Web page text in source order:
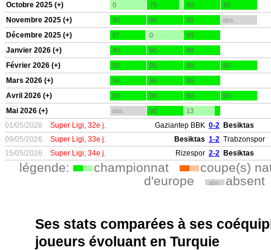
Octobre 2025 (+) 0 79 90 90
Novembre 2025 (+) 90 90 90 abs.
Décembre 2025 (+) 87 0 90
Janvier 2026 (+) 90 90 90
Février 2026 (+) 90 90 90 90
Mars 2026 (+) 90 90 90
Avril 2026 (+) 90 90 90 90
Mai 2026 (+) abs. 90 13
01/05/2026 Super Ligi, 32e j. Gaziantep BBK 0-2 Besiktas
09/05/2026
Super Ligi, 33e j. Besiktas 1-2 Trabzonspor
15/05/2026
Super Ligi, 34e j. Rizespor 2-2 Besiktas
légende: championnat
coupe(s)
d'europe
abs. absent
Ses stats comparées à ses
joueurs évoluant en Turquie